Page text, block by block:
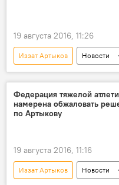
Международная федерация
19 августа 2016, 11:26
Иззат Артыков Новости
В мире
РИО 2016
Новости РИО-2016
Канат Аманкулов
Федерация тяжелой
намерена обжаловать
по Артыкову
19 августа 2016, 11:16
Иззат Артыков Новости